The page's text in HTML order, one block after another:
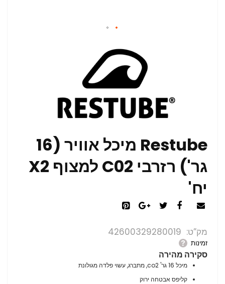
Restube מיכל אוויר (16
גר') רזרבי C02 למצוף X2
יח'
מק”ט 42600329280019
זמינות
סקירה מהירה
מיכל 16 גר' co2, מתברג, עשוי פלדה מגולונת
קליפס אבטחה ירוק